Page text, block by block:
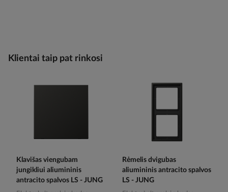
Klientai taip pat rinkosi
Klavišas viengubam
jungikliui aliumininis
antracito spalvos LS - JUNG
Rėmelis dvigubas
aliumininis antracito spalvos
LS - JUNG